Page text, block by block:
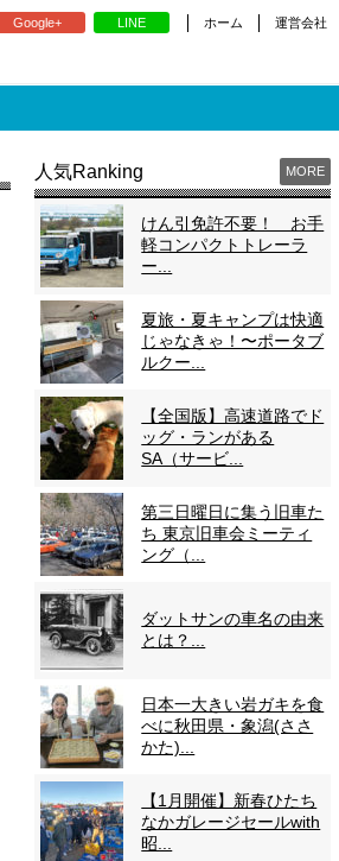
Google+ LINE ホーム 運営会社
人気Ranking MORE
けん引免許不要！ お手
軽コンパクトトレーラ
ー...
夏旅・夏キャンプは快適
じゃなきゃ！〜ポータブ
ルクー...
【全国版】高速道路でド
ッグ・ランがある
SA（サービ...
第三日曜日に集う旧車た
ち 東京旧車会ミーティ
ング（...
ダットサンの車名の由来
とは？...
日本一大きい岩ガキを食
べに秋田県・象潟(ささ
かた)...
【1月開催】新春ひたち
なかガレージセールwith
昭...